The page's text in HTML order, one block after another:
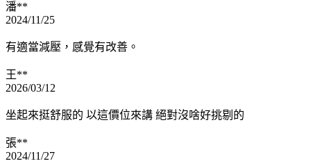
潘**
2024/11/25
有適當減壓，感覺有改善。
王**
2026/03/12
坐起來挺舒服的 以這價位來講 絕對沒啥好挑剔的
張**
2024/11/27